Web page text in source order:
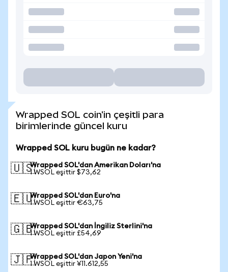
Wrapped SOL coin'in çeşitli para
birimlerinde güncel kuru
Wrapped SOL kuru bugün ne kadar?
🇺🇸Wrapped SOL'dan Amerikan Doları'na
1 WSOL eşittir $73,62
🇪🇺Wrapped SOL'dan Euro'na
1 WSOL eşittir €63,75
🇬🇧Wrapped SOL'dan İngiliz Sterlini'na
1 WSOL eşittir £54,69
🇯🇵Wrapped SOL'dan Japon Yeni'na
1 WSOL eşittir ¥11.612,55